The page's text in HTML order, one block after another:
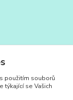
s použitím souborů
týkající se Vašich